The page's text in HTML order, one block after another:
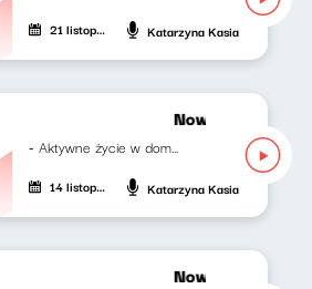
21 listopada 2024 Katarzyna Kasia
Nowy świt
14 listopada 2024 Katarzyna Kasia
Nowy świt